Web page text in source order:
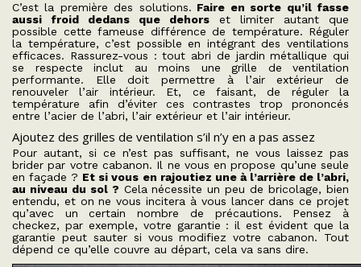
C’est la première des solutions. Faire en sorte qu’il fasse
aussi froid dedans que dehors et limiter autant que
possible cette fameuse différence de température. Réguler
la température, c’est possible en intégrant des ventilations
efficaces. Rassurez-vous : tout abri de jardin métallique qui
se respecte inclut au moins une grille de ventilation
performante. Elle doit permettre à l’air extérieur de
renouveler l’air intérieur. Et, ce faisant, de réguler la
température afin d’éviter ces contrastes trop prononcés
entre l’acier de l’abri, l’air extérieur et l’air intérieur.
Ajoutez des grilles de ventilation s’il n’y en a pas assez
Pour autant, si ce n’est pas suffisant, ne vous laissez pas
brider par votre cabanon. Il ne vous en propose qu’une seule
en façade ? Et si vous en rajoutiez une à l’arrière de l’abri,
au niveau du sol ? Cela nécessite un peu de bricolage, bien
entendu, et on ne vous incitera à vous lancer dans ce projet
qu’avec un certain nombre de précautions. Pensez à
checkez, par exemple, votre garantie : il est évident que la
garantie peut sauter si vous modifiez votre cabanon. Tout
dépend ce qu’elle couvre au départ, cela va sans dire.